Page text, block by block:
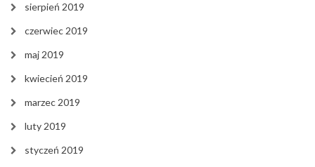
sierpień 2019
czerwiec 2019
maj 2019
kwiecień 2019
marzec 2019
luty 2019
styczeń 2019